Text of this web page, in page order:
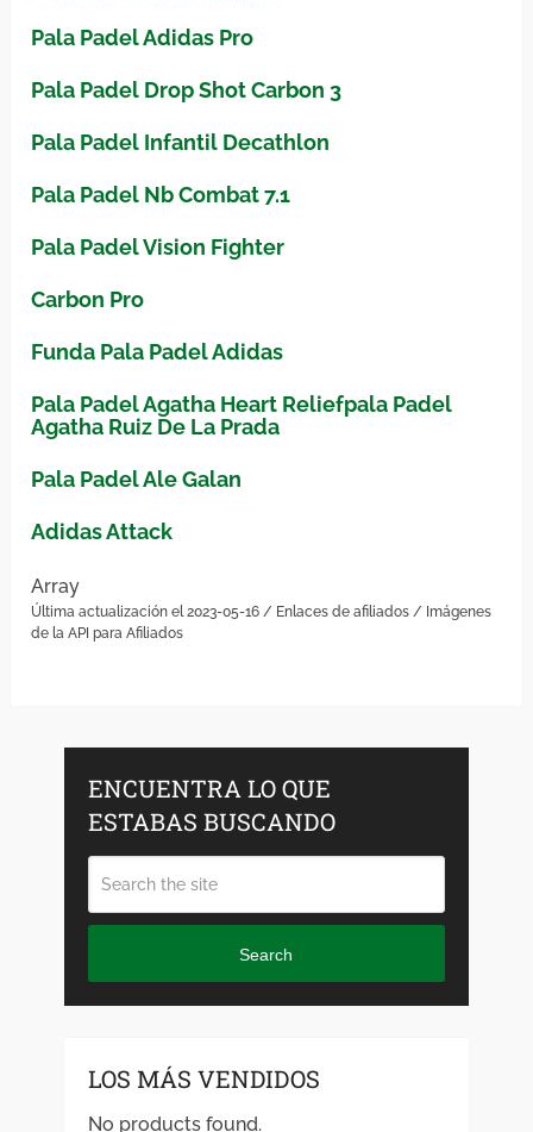
Pala Padel Adidas Pro
Pala Padel Drop Shot Carbon 3
Pala Padel Infantil Decathlon
Pala Padel Nb Combat 7.1
Pala Padel Vision Fighter
Carbon Pro
Funda Pala Padel Adidas
Pala Padel Agatha Heart Reliefpala Padel
Agatha Ruiz De La Prada
Pala Padel Ale Galan
Adidas Attack
Array
Última actualización el 2023-05-16 / Enlaces de afiliados / Imágenes
de la API para Afiliados
ENCUENTRA LO QUE
ESTABAS BUSCANDO
Search
LOS MÁS VENDIDOS
No products found.